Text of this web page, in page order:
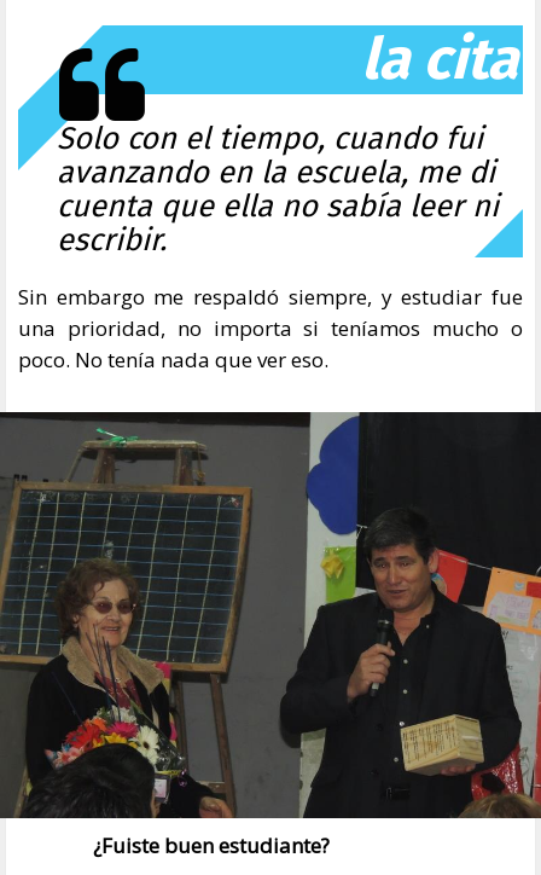
la cita
Solo con el tiempo, cuando fui
avanzando en la escuela, me di
cuenta que ella no sabía leer ni
escribir.
Sin embargo me respaldó siempre, y estudiar fue
una prioridad, no importa si teníamos mucho o
poco. No tenía nada que ver eso.
¿Fuiste buen estudiante?